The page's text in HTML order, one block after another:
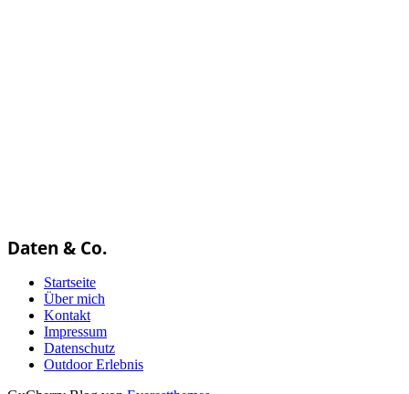
Daten & Co.
Startseite
Über mich
Kontakt
Impressum
Datenschutz
Outdoor Erlebnis